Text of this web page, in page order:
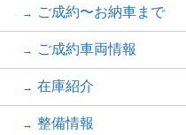
ご成約〜お納車まで
ご成約車両情報
在庫紹介
整備情報